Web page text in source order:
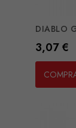
DIABLO
Preço
3,07 €